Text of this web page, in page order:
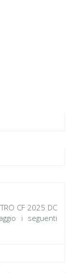
CF 2025 DC
i seguenti